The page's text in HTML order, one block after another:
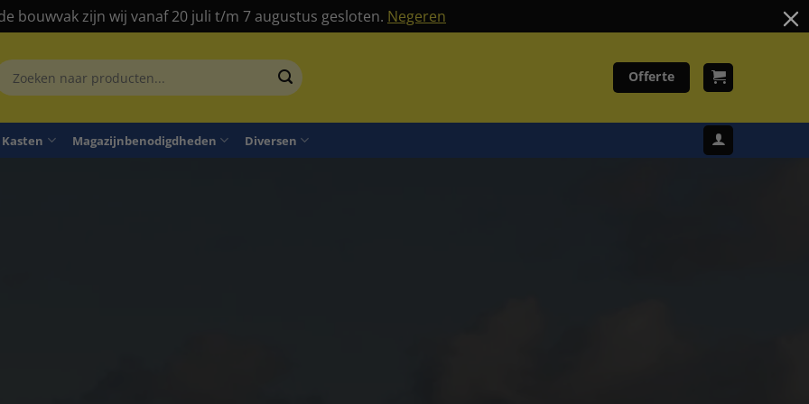
bouwvak zijn wij vanaf 20 juli t/m 7 augustus gesloten. Negeren
Offerte
Kasten Magazijnbenodigdheden Diversen